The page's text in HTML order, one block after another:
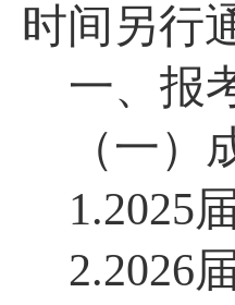
时间另行
一、报
（一）
1.2025届
2.2026届